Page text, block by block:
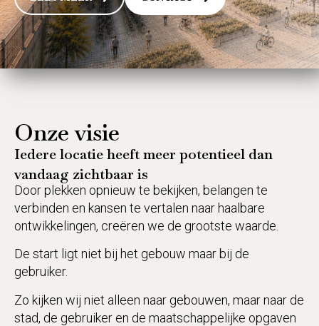
Onze visie
Iederelocatieheeftmeer potentieel dan
vandaag zichtbaar is
Door plekken opnieuw te bekijken, belangen te
verbinden en kansen te vertalen naar haalbare
ontwikkelingen, creëren we de grootste waarde.
De start ligt niet bij het gebouw maar bij de
gebruiker.
Zo kijken wij niet alleen naar gebouwen, maar naar de
stad, de gebruiker en de maatschappelijke opgaven